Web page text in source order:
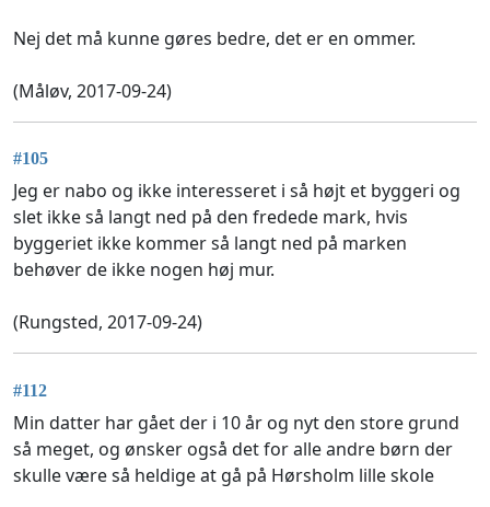
Nej det må kunne gøres bedre, det er en ommer.
(Måløv, 2017-09-24)
#105
Jeg er nabo og ikke interesseret i så højt et byggeri og
slet ikke så langt ned på den fredede mark, hvis
byggeriet ikke kommer så langt ned på marken
behøver de ikke nogen høj mur.
(Rungsted, 2017-09-24)
#112
Min datter har gået der i 10 år og nyt den store grund
så meget, og ønsker også det for alle andre børn der
skulle være så heldige at gå på Hørsholm lille skole